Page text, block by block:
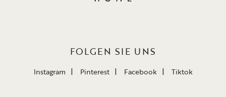
FOLGEN SIE UNS
Instagram Pinterest Facebook Tiktok